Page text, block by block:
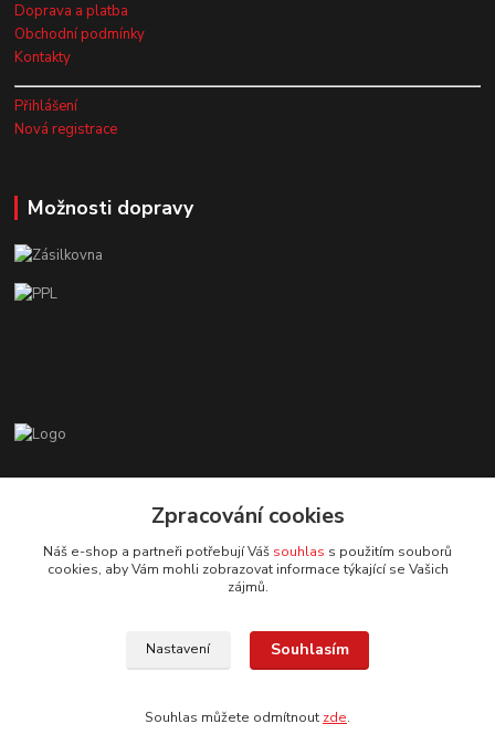
Doprava a platba
Obchodní podmínky
Kontakty
Přihlášení
Nová registrace
Možnosti dopravy
Zákaznická podpora EshopMB.cz
+420 606 622 002
eshopmb@seznam.cz
© Copyright 2024 Martha Black
Zpracování cookies
Náš e-shop a partneři potřebují Váš souhlas s použitím souborů
cookies, aby Vám mohli zobrazovat informace týkající se Vašich
zájmů.
Nastavení Souhlasím
Souhlas můžete odmítnout zde.